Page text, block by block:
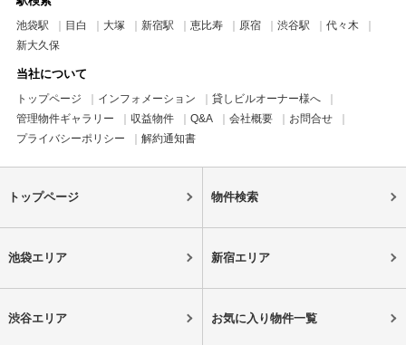
池袋駅 目白 大塚 新宿駅 恵比寿 原宿 渋谷駅
代々木
新大久保
当社について
トップページ インフォメーション
貸しビルオーナー様へ
管理物件ギャラリー
収益物件 Q&A 会社概要
お問合せ
プライバシーポリシー
解約通知書
トップページ 物件検索
池袋エリア 新宿エリア
渋谷エリア お気に入り物件一覧